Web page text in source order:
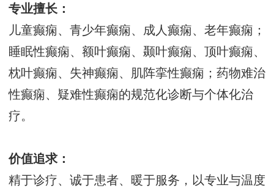
专业擅长：
儿童癫痫、青少年癫痫、成人癫痫、老年癫痫；
睡眠性癫痫、额叶癫痫、颞叶癫痫、顶叶癫痫、
枕叶癫痫、失神癫痫、肌阵挛性癫痫；药物难治
性癫痫、疑难性癫痫的规范化诊断与个体化治
疗。
价值追求：
精于诊疗、诚于患者、暖于服务，以专业与温度